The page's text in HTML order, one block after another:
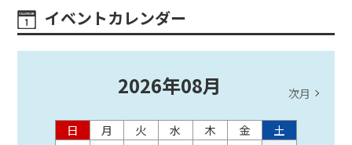
イベントカレンダー
2026年08月 次月
日 月 火 水 木 金
土